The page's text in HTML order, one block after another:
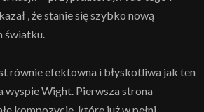
, że stanie się szybko nową
światku.
równie efektowna i błyskotliwa jak ten
wyspie Wight. Pierwsza strona